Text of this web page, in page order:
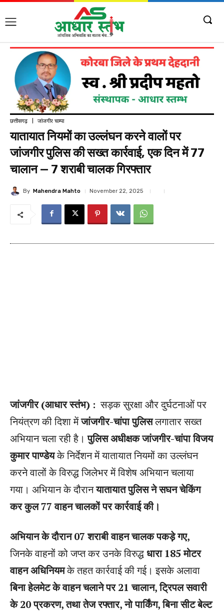
छत्तीसगढ़ जांजगीर चाम्पा
यातायात नियमों का उल्लंघन करने वालों पर
जांजगीर पुलिस की सख्त कार्रवाई, एक दिन में 77
चालान — 7 शराबी चालक गिरफ्तार
By Mahendra Mahto November 22, 2025
जांजगीर (आधार स्तंभ) :सड़क सुरक्षा और दुर्घटनाओं पर
नियंत्रण की दिशा मेंजांजगीर-चांपा पुलिसलगातार सख्त
अभियान चला रही है। पुलिस अधीक्षक जांजगीर-चांपा विजय
कुमार पाण्डेयके निर्देशन में यातायात नियमों का उल्लंघन
करने वालों के विरुद्ध जिलेभर में विशेष अभियान चलाया
गया। अभियान के दौरानयातायात पुलिस ने सघन चेकिंग
कर कुल 77 वाहन चालकों पर कार्रवाई की।
अभियान के दौरान 07 शराबी वाहन चालक पकड़े गए,
जिनके वाहनों को जप्त कर उनके विरुद्धधारा 185 मोटर
वाहन अधिनियमके तहत कार्रवाई की गई। इसके अलावा
बिना हेलमेट के वाहन चलाने पर 21 चालान, ट्रिपल सवारी
के 20 प्रकरण, तथा तेज रफ्तार, नो पार्किंग, बिना सीट बेल्ट